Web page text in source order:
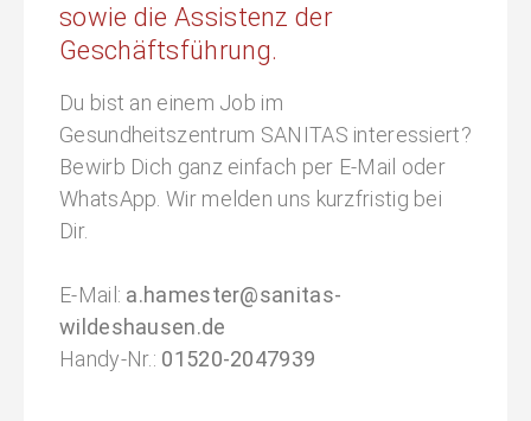
sowie die Assistenz der
Geschäftsführung.
Du bist an einem Job im
Gesundheitszentrum SANITAS interessiert?
Bewirb Dich ganz einfach per E-Mail oder
WhatsApp. Wir melden uns kurzfristig bei
Dir.
E-Mail: a.hamester@sanitas-
wildeshausen.de
Handy-Nr.: 01520-2047939